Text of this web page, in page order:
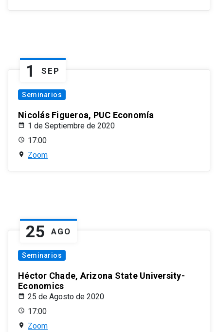
1 SEP
Seminarios
Nicolás Figueroa, PUC Economía
1 de Septiembre de 2020
17:00
Zoom
25 AGO
Seminarios
Héctor Chade, Arizona State University-
Economics
25 de Agosto de 2020
17:00
Zoom